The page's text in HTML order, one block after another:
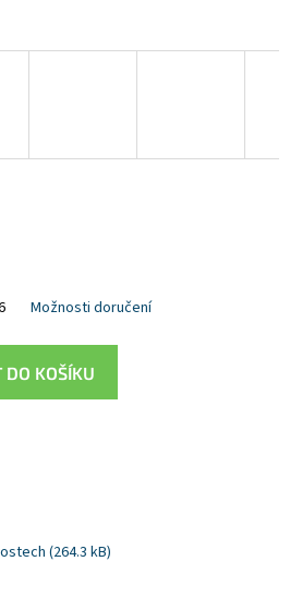
Možnosti doručení
DO KOŠÍKU
(264.3 kB)